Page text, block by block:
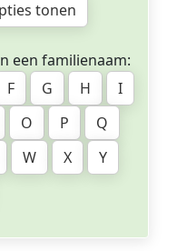
tonen
een familienaam:
F G H
I
O P
Q
W X
Y